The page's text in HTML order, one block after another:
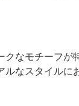
クなモチーフ
ルなスタイルに